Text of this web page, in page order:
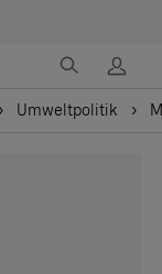
Umweltpolitik